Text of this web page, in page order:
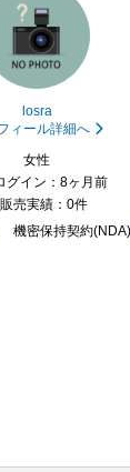
losra
ィール詳細へ
女性
グイン：8ヶ月前
売実績：0件
機密保持契約(NDA)